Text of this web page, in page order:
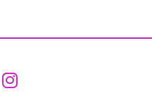
Aceder ao
Aceder ao